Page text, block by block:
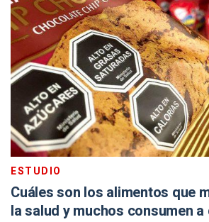
ESTUDIO
Cuáles son los alimentos que
la salud y muchos consumen